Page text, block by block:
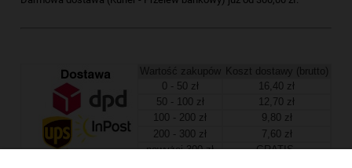
Wartość zakupów
Koszt dostawy (brutto)
0 - 50 zł
16,40 zł
50 - 100 zł
12,70 zł
100 - 200 zł
9,80 zł
200 - 300 zł
7,60 zł
powyżej 300 zł
GRATIS